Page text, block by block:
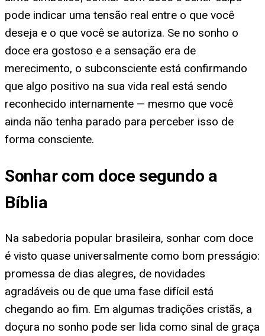
pode indicar uma tensão real entre o que você
deseja e o que você se autoriza. Se no sonho o
doce era gostoso e a sensação era de
merecimento, o subconsciente está confirmando
que algo positivo na sua vida real está sendo
reconhecido internamente — mesmo que você
ainda não tenha parado para perceber isso de
forma consciente.
Sonhar com doce segundo a
Bíblia
Na sabedoria popular brasileira, sonhar com doce
é visto quase universalmente como bom presságio:
promessa de dias alegres, de novidades
agradáveis ou de que uma fase difícil está
chegando ao fim. Em algumas tradições cristãs, a
doçura no sonho pode ser lida como sinal de graça